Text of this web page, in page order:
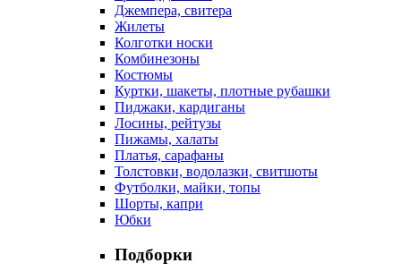
Джемпера, свитера
Жилеты
Колготки носки
Комбинезоны
Костюмы
Куртки, шакеты, плотные рубашки
Пиджаки, кардиганы
Лосины, рейтузы
Пижамы, халаты
Платья, сарафаны
Толстовки, водолазки, свитшоты
Футболки, майки, топы
Шорты, капри
Юбки
Подборки